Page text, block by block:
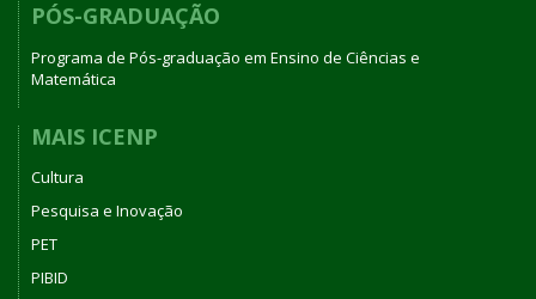
PÓS-GRADUAÇÃO
Programa de Pós-graduação em Ensino de Ciências e
Matemática
MAIS ICENP
Cultura
Pesquisa e Inovação
PET
PIBID